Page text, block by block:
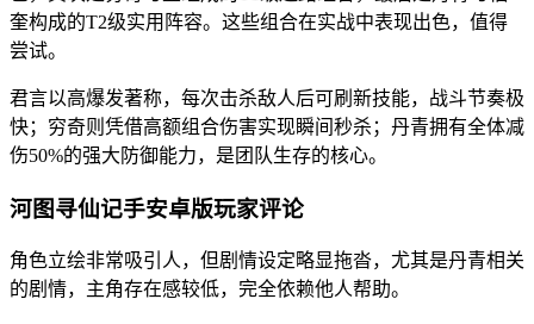
奎构成的T2级实用阵容。这些组合在实战中表现出色，值得
尝试。
君言以高爆发著称，每次击杀敌人后可刷新技能，战斗节奏极
快；穷奇则凭借高额组合伤害实现瞬间秒杀；丹青拥有全体减
伤50%的强大防御能力，是团队生存的核心。
河图寻仙记手安卓版玩家评论
角色立绘非常吸引人，但剧情设定略显拖沓，尤其是丹青相关
的剧情，主角存在感较低，完全依赖他人帮助。